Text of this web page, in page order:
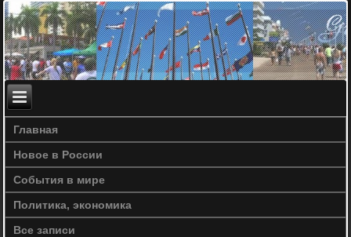
Главная
Новое в России
События в мире
Политика, экономика
Все записи